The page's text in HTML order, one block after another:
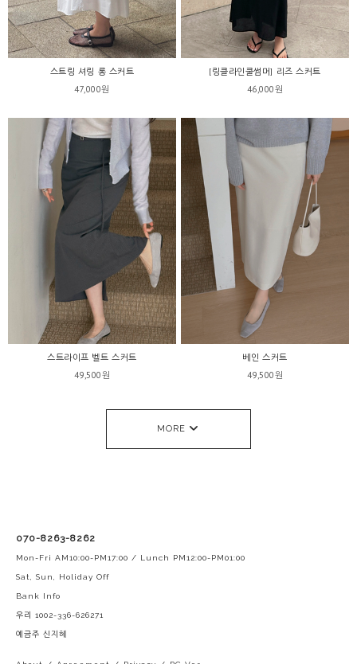
스트링 셔링 롱 스커트
47,000원
[링클라인쿨썸머] 리즈 스커트
46,000원
스트라이프 벨트 스커트
49,500원
베인 스커트
49,500원
MORE
070-8263-8262
Mon-Fri AM10:00-PM17:00 / Lunch PM12:00-PM01:00
Sat, Sun, Holiday Off
Bank Info
우리 1002-336-626271
예금주 신지혜